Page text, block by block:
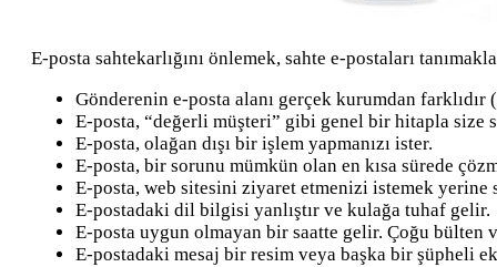
E-posta sahtekarlığını önlemek, sahte e-postaları
Gönderenin e-posta alanı gerçek kurumdan
E-posta, “değerli müşteri” gibi genel bir hitapla size
E-posta, olağan dışı bir işlem yapmanızı ister.
E-posta, bir sorunu mümkün olan en kısa sürede
E-posta, web sitesini ziyaret etmenizi istemek
E-postadaki dil bilgisi yanlıştır ve kulağa tuhaf gelir.
E-posta uygun olmayan bir saatte gelir. Çoğu bülten
E-postadaki mesaj bir resim veya başka bir şüpheli